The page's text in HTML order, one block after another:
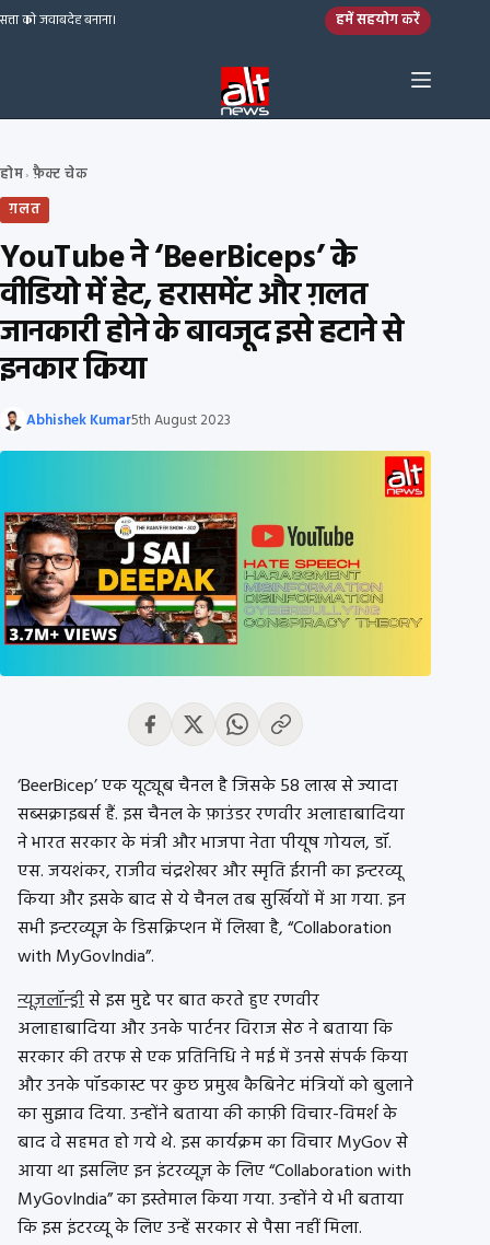
Skip to content
सत्ता को जवाबदेह बनाना। हमें सहयोग करें
होम› फ़ैक्ट चेक
ग़लत
YouTube ने ‘BeerBiceps’ के
वीडियो में हेट, हरासमेंट और ग़लत
जानकारी होने के बावजूद इसे हटाने से
इनकार किया
Abhishek Kumar5th August 2023
‘BeerBicep’ एक यूट्यूब चैनल है जिसके 58 लाख से ज्यादा
सब्सक्राइबर्स हैं. इस चैनल के फ़ाउंडर रणवीर अलाहाबादिया
ने भारत सरकार के मंत्री और भाजपा नेता पीयूष गोयल, डॉ.
एस. जयशंकर, राजीव चंद्रशेखर और स्मृति ईरानी का इन्टरव्यू
किया और इसके बाद से ये चैनल तब सुर्खियों में आ गया. इन
सभी इन्टरव्यूज़ के डिसक्रिप्शन में लिखा है, “Collaboration
with MyGovIndia”.
न्यूज़लॉन्ड्रीसे इस मुद्दे पर बात करते हुए रणवीर
अलाहाबादिया और उनके पार्टनर विराज सेठ ने बताया कि
सरकार की तरफ से एक प्रतिनिधि ने मई में उनसे संपर्क किया
और उनके पॉडकास्ट पर कुछ प्रमुख कैबिनेट मंत्रियों को बुलाने
का सुझाव दिया. उन्होंने बताया की काफ़ी विचार-विमर्श के
बाद वे सहमत हो गये थे. इस कार्यक्रम का विचार MyGov से
आया था इसलिए इन इंटरव्यूज़ के लिए “Collaboration with
MyGovIndia” का इस्तेमाल किया गया. उन्होंने ये भी बताया
कि इस इंटरव्यू के लिए उन्हें सरकार से पैसा नहीं मिला.